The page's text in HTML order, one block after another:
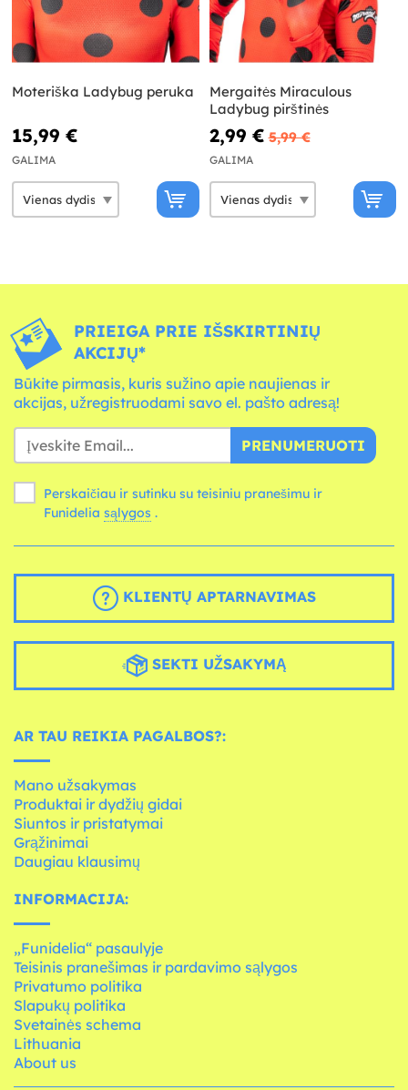
Moteriška Ladybug peruka
15,99 €
GALIMA
Mergaitės Miraculous
Ladybug pirštinės
2,99 € 5,99 €
GALIMA
PRIEIGA PRIE IŠSKIRTINIŲ
AKCIJŲ*
Būkite pirmasis, kuris sužino apie naujienas ir
akcijas, užregistruodami savo el. pašto adresą!
PRENUMERUOTI
Perskaičiau ir sutinku su teisiniu pranešimu ir
Funidelia sąlygos .
KLIENTŲ APTARNAVIMAS
SEKTI UŽSAKYMĄ
AR TAU REIKIA PAGALBOS?:
Mano užsakymas
Produktai ir dydžių gidai
Siuntos ir pristatymai
Grąžinimai
Daugiau klausimų
INFORMACIJA:
„Funidelia“ pasaulyje
Teisinis pranešimas ir pardavimo sąlygos
Privatumo politika
Slapukų politika
Svetainės schema
Lithuania
About us